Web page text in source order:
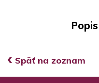
‹ Späť na zoznam